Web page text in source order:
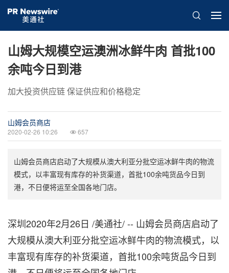
山姆大规模空运澳洲冰鲜牛肉 首批100
余吨今日到港
加大投资供应链 保证供应和价格稳定
山姆会员商店
2020-02-26 10:26 657
山姆会员商店启动了大规模从澳大利亚分批空运冰鲜牛肉的物流
模式，以丰富现有库存的补货渠道，首批100余吨货品今日到
港，不日便将运至全国各地门店。
深圳2020年2月26日 /美通社/ -- 山姆会员商店启动了
大规模从澳大利亚分批空运冰鲜牛肉的物流模式，以
丰富现有库存的补货渠道，首批100余吨货品今日到